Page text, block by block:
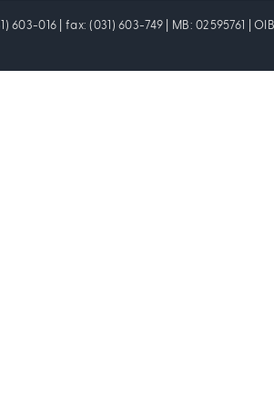
016 | fax: (031) 603-749 | MB: 02595761 |